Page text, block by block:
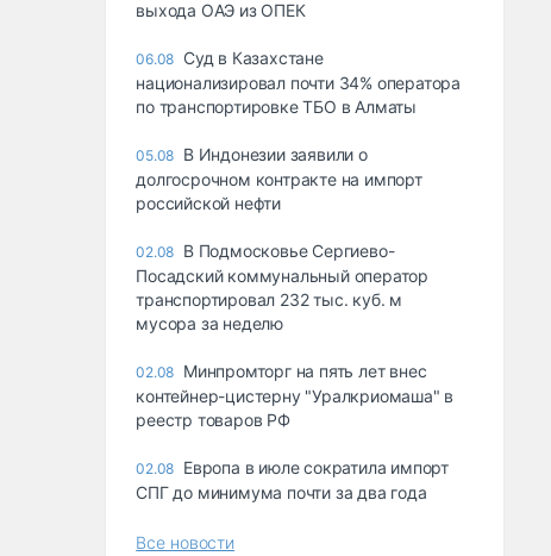
выхода ОАЭ из ОПЕК
06.08 Суд в Казахстане
национализировал почти 34% оператора
по транспортировке ТБО в Алматы
05.08 В Индонезии заявили о
долгосрочном контракте на импорт
российской нефти
02.08 В Подмосковье Сергиево-
Посадский коммунальный оператор
транспортировал 232 тыс. куб. м
мусора за неделю
02.08 Минпромторг на пять лет внес
контейнер-цистерну "Уралкриомаша" в
реестр товаров РФ
02.08 Европа в июле сократила импорт
СПГ до минимума почти за два года
Все новости